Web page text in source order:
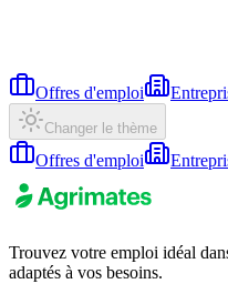
Offres d'emploi
Changer le thème
Offres d'emploi
Trouvez votre emploi idéal
adaptés à vos besoins.